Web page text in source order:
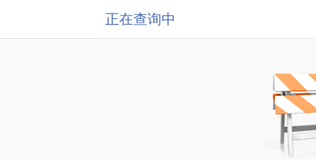
正在查询中